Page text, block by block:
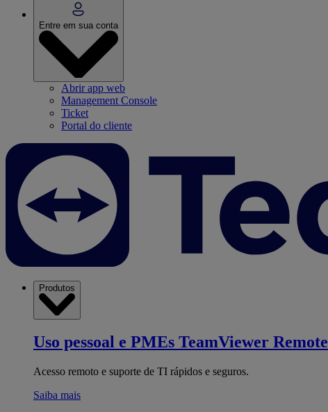
Entre em sua conta
Abrir app web
Management Console
Ticket
Portal do cliente
Produtos
Uso pessoal e PMEs TeamViewer Remote
Acesso remoto e suporte de TI rápidos e seguros.
Saiba mais